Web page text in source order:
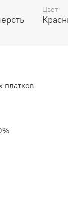
Цвет
платков